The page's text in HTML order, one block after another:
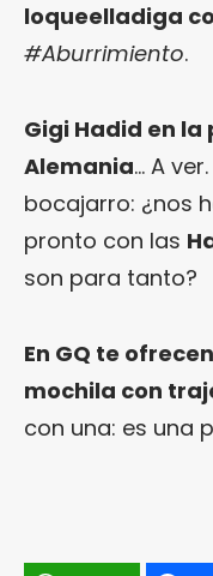
loqueelladiga
#Aburrimiento.
Gigi Hadid en
Alemania… A
bocajarro: ¿nos
pronto con las
son para tanto?
En GQ te
mochila con
con una: es una